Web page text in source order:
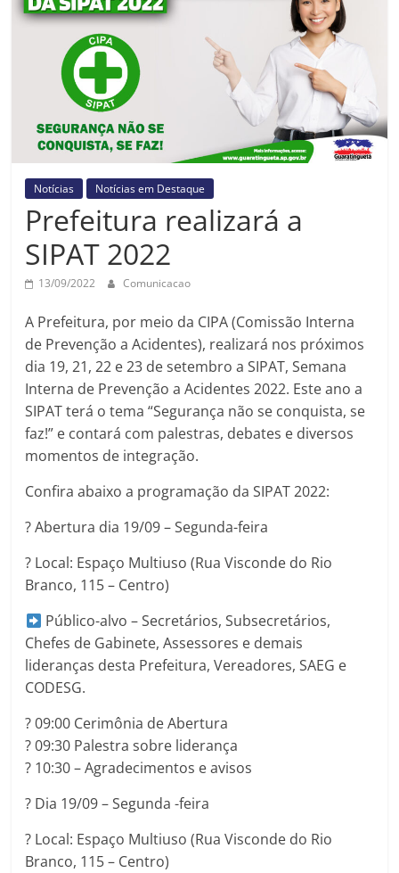
Prefeitura
Turística
Guaratinguetá
Notícias Notícias em Destaque
Prefeitura realizará a
SIPAT 2022
13/09/2022 Comunicacao
A Prefeitura, por meio da CIPA (Comissão Interna
de Prevenção a Acidentes), realizará nos próximos
dia 19, 21, 22 e 23 de setembro a SIPAT, Semana
Interna de Prevenção a Acidentes 2022. Este ano a
SIPAT terá o tema “Segurança não se conquista, se
faz!” e contará com palestras, debates e diversos
momentos de integração.
Confira abaixo a programação da SIPAT 2022:
?️ Abertura dia 19/09 – Segunda-feira
? Local: Espaço Multiuso (Rua Visconde do Rio
Branco, 115 – Centro)
Público-alvo – Secretários, Subsecretários,
Chefes de Gabinete, Assessores e demais
lideranças desta Prefeitura, Vereadores, SAEG e
CODESG.
? 09:00 Cerimônia de Abertura
? 09:30 Palestra sobre liderança
? 10:30 – Agradecimentos e avisos
?️ Dia 19/09 – Segunda -feira
? Local: Espaço Multiuso (Rua Visconde do Rio
Branco, 115 – Centro)